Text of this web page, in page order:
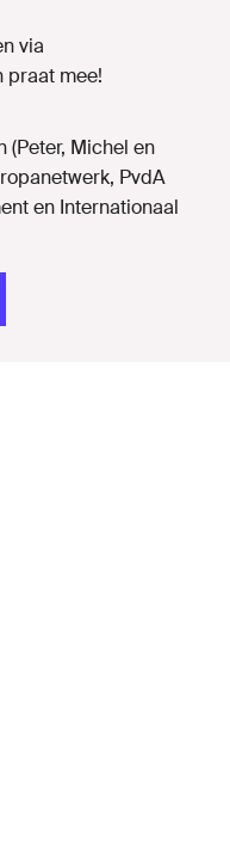
via
praat mee!
(Peter, Michel en
PvdA
en Internationaal